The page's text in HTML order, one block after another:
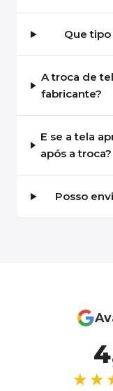
Que
A troca de
fabricante?
E se a tela
após a troca?
Posso